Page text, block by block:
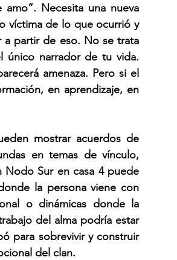
Necesita una nueva
víctima de lo que ocurrió y
a partir de eso. No se trata
único narrador de tu vida.
amenaza. Pero si el
en aprendizaje, en
mostrar acuerdos de
en temas de vínculo,
Nodo Sur en casa 4 puede
la persona viene con
o dinámicas donde la
del alma podría estar
para sobrevivir y construir
del clan.